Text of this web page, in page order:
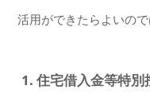
活用ができたらよいので
1. 住宅借入金等特別